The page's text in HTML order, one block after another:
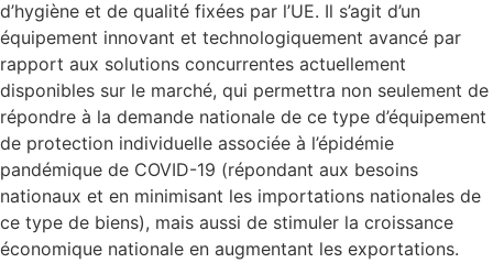
d’hygiène et de qualité fixées par l’UE. Il s’agit d’un
équipement innovant et technologiquement avancé par
rapport aux solutions concurrentes actuellement
disponibles sur le marché, qui permettra non seulement de
répondre à la demande nationale de ce type d’équipement
de protection individuelle associée à l’épidémie
pandémique de COVID-19 (répondant aux besoins
nationaux et en minimisant les importations nationales de
ce type de biens), mais aussi de stimuler la croissance
économique nationale en augmentant les exportations.